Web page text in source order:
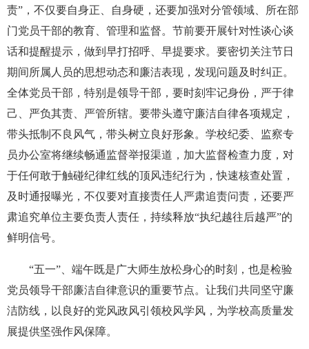
责”，不仅要自身正、自身硬，还要加强对分管领域、所在部
门党员干部的教育、管理和监督。节前要开展针对性谈心谈
话和提醒提示，做到早打招呼、早提要求。要密切关注节日
期间所属人员的思想动态和廉洁表现，发现问题及时纠正。
全体党员干部，特别是领导干部，要时刻牢记身份，严于律
己、严负其责、严管所辖。要带头遵守廉洁自律各项规定，
带头抵制不良风气，带头树立良好形象。学校纪委、监察专
员办公室将继续畅通监督举报渠道，加大监督检查力度，对
于任何敢于触碰纪律红线的顶风违纪行为，快速核查处置，
及时通报曝光，不仅要对直接责任人严肃追责问责，还要严
肃追究单位主要负责人责任，持续释放“执纪越往后越严”的
鲜明信号。
“五一”、端午既是广大师生放松身心的时刻，也是检验
党员领导干部廉洁自律意识的重要节点。让我们共同坚守廉
洁防线，以良好的党风政风引领校风学风，为学校高质量发
展提供坚强作风保障。